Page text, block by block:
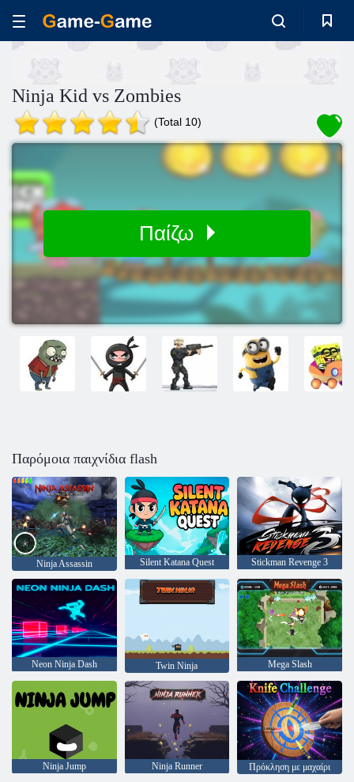
Ninja Kid vs Zombies
(Total 10)
Παίζω
Παρόμοια παιχνίδια flash
Ninja Assassin Silent Katana Quest Stickman Revenge 3
Neon Ninja Dash Twin Ninja Mega Slash
Ninja Jump Ninja Runner Πρόκληση με μαχαίρι